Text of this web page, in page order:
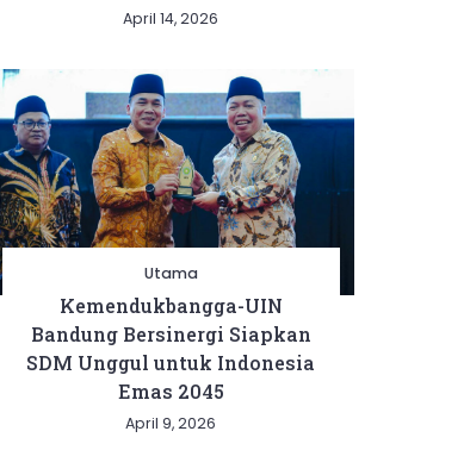
April 14, 2026
Utama
Kemendukbangga-UIN
Bandung Bersinergi Siapkan
SDM Unggul untuk Indonesia
Emas 2045
April 9, 2026